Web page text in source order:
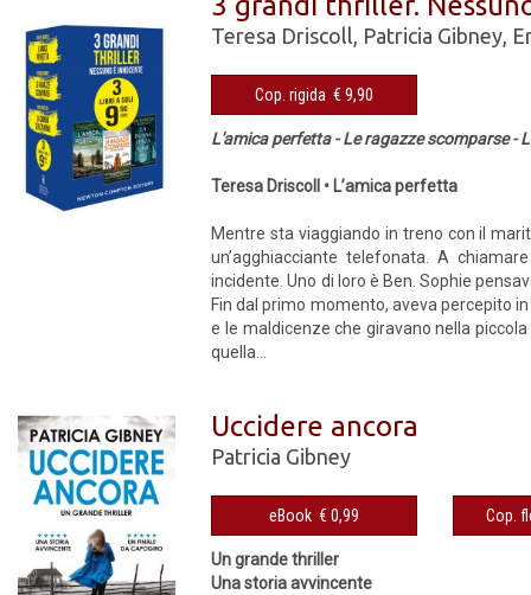
Teresa Driscoll Patricia Gibney
Cop. rigida € 9,90
L'amica perfetta - Le ragazze scomparse -
Teresa Driscoll • L’amica perfetta
Mentre sta viaggiando in treno con il
un’agghiacciante telefonata. A
incidente. Uno di loro è Ben. Sophie
Fin dal primo momento, aveva percepito
e le maldicenze che giravano nella
quella...
Uccidere ancora
Patricia Gibney
eBook € 0,99
Un grande thriller
Una storia avvincente